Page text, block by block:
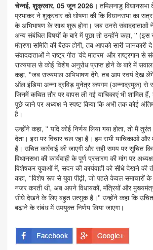
चेन्नई, शुक्रवार, 05 जून 2026। तमिलनाडु
प्रभाकर ने शुक्रवार को घोषणा की कि विधानसभा का
के अभिभाषण के साथ शुरू होगा। जब उनसे संवाददाताओं
अन्य संबंधित विषयों के बारे में पूछा तो उन्होंने कहा, ''
मंत्रणा समिति की बैठक होगी, तब आपको सारी जानकारी
संवाददाताओं ने राष्ट्र गीत 'वंदे मातरम' और राष्ट्रगान से
राज्यपाल से कोई विशेष अनुरोध प्राप्त होने के बारे में
कहा, ''जब राज्यपाल अभिभाषण देंगे, तब आप स्वयं देख लेंगे
ऑल इंडिया अन्ना द्रविड़ मुनेत्र कषगम (अन्नाद्रमुक) से
जिनमें कथित तौर पर वापस ली गई याचिकाएं भी शामिल
पूछे जाने पर अध्यक्ष ने स्पष्ट किया कि अभी तक कोई अंतिम
है।
उन्होंने कहा, '' यदि कोई निर्णय लिया गया होता, तो मैं
देता। इस पर विचार चल रहा है। हम सभी याचिकाओं और
हैं। उचित कार्रवाई की जाएगी और सही समय पर सूचित
विधानसभा की कार्यवाही के पूर्ण प्रसारण की मांग पर
विशेषकर युवाओं में, सदन की कार्यवाही को सीधे देखने की
कहा, ''विशेष रूप से युवा पीढ़ी, जो पहले केवल समाचारों के
नजर करती थी, अब अपने विधायकों, मंत्रियों और
सीधे देखने के लिए बहुत उत्सुक है।'' उन्होंने कहा कि
बढ़ाने के संबंध में उपयुक्त निर्णय लिया जाएगा।